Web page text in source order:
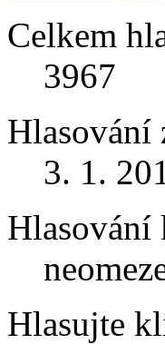
Celkem
3967
Hlasování
3. 1.
Hlasování
Hlasujte